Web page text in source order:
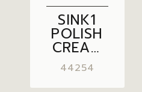
SINK1
POLISH
CREAM
40×15
44254